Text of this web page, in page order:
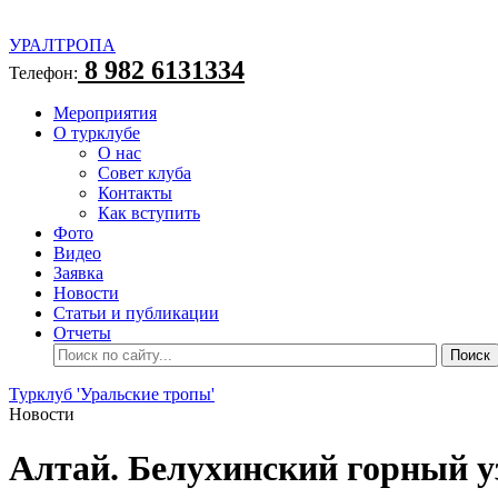
УРАЛТРОПА
Телефон: 8 982 6131334
Мероприятия
О турклубе
О нас
Совет клуба
Контакты
Как вступить
Фото
Видео
Заявка
Новости
Статьи и публикации
Отчеты
Турклуб 'Уральские тропы'
Новости
Алтай. Белухинский горный